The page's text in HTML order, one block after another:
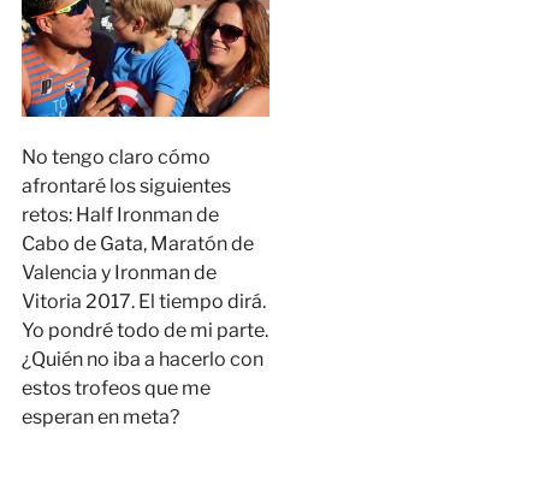
No tengo claro cómo
afrontaré los siguientes
retos: Half Ironman de
Cabo de Gata, Maratón de
Valencia y Ironman de
Vitoria 2017. El tiempo dirá.
Yo pondré todo de mi parte.
¿Quién no iba a hacerlo con
estos trofeos que me
esperan en meta?